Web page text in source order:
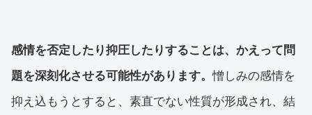
感情を否定したり抑圧したりすることは、かえって問
題を深刻化させる可能性があります。憎しみの感情を
抑え込もうとすると、素直でない性質が形成され、結